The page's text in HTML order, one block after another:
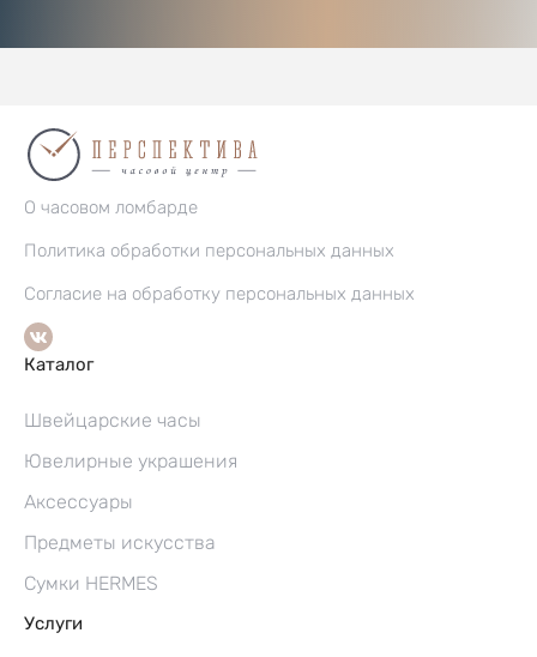
О часовом ломбарде
Политика обработки персональных данных
Согласие на обработку персональных данных
Каталог
Швейцарские часы
Ювелирные украшения
Аксессуары
Предметы искусства
Сумки HERMES
Услуги